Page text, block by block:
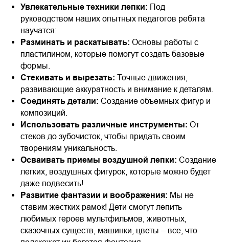
Увлекательные техники лепки: Под
руководством наших опытных педагогов ребята
научатся:
Разминать и раскатывать: Основы работы с
пластилином, которые помогут создать базовые
формы.
Стекивать и вырезать: Точные движения,
развивающие аккуратность и внимание к деталям.
Соединять детали: Создание объемных фигур и
композиций.
Использовать различные инструменты: От
стеков до зубочисток, чтобы придать своим
творениям уникальность.
Осваивать приемы воздушной лепки: Создание
легких, воздушных фигурок, которые можно будет
даже подвесить!
Развитие фантазии и воображения: Мы не
ставим жестких рамок! Дети смогут лепить
любимых героев мультфильмов, животных,
сказочных существ, машинки, цветы – все, что